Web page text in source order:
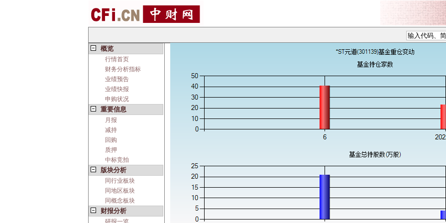
概览
行情首页
财务分析指标
业绩预告
业绩快报
申购状况
重要信息
月报
减持
回购
质押
中标竞拍
版块分析
同行业板块
同地区板块
同概念板块
财报分析
研报一览